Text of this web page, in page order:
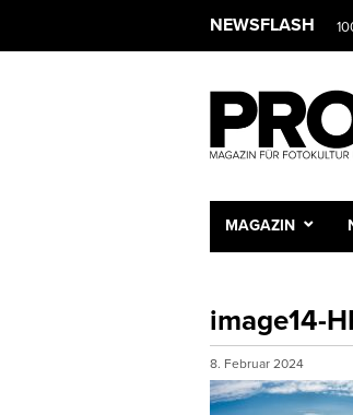
NEWSFLASH
MAGAZIN
image14-
8. Februar 2024